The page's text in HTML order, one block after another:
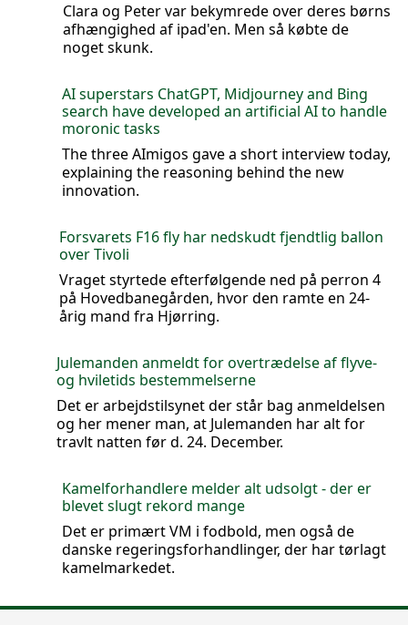
Clara og Peter var bekymrede over deres børns
afhængighed af ipad'en. Men så købte de
noget skunk.
AI superstars ChatGPT, Midjourney and Bing
search have developed an artificial AI to handle
moronic tasks
The three AImigos gave a short interview today,
explaining the reasoning behind the new
innovation.
Forsvarets F16 fly har nedskudt fjendtlig ballon
over Tivoli
Vraget styrtede efterfølgende ned på perron 4
på Hovedbanegården, hvor den ramte en 24-
årig mand fra Hjørring.
Julemanden anmeldt for overtrædelse af flyve-
og hviletids bestemmelserne
Det er arbejdstilsynet der står bag anmeldelsen
og her mener man, at Julemanden har alt for
travlt natten før d. 24. December.
Kamelforhandlere melder alt udsolgt - der er
blevet slugt rekord mange
Det er primært VM i fodbold, men også de
danske regeringsforhandlinger, der har tørlagt
kamelmarkedet.